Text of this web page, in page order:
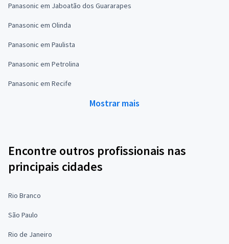
Panasonic em Jaboatão dos Guararapes
Panasonic em Olinda
Panasonic em Paulista
Panasonic em Petrolina
Panasonic em Recife
Mostrar mais
Encontre outros profissionais nas
principais cidades
Rio Branco
São Paulo
Rio de Janeiro